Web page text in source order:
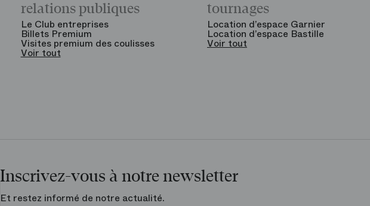
relations publiques
Le Club entreprises
Billets Premium
Visites premium des coulisses
Voir tout
tournages
Location d’espace Garnier
Location d’espace Bastille
Voir tout
Inscrivez-vous à notre newsletter
Et restez informé de notre actualité.